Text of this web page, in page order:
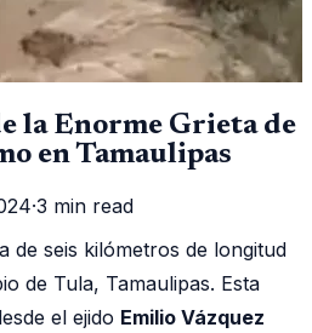
la Enorme Grieta de
en Tamaulipas
·3 min read
de seis kilómetros de longitud
de Tula, Tamaulipas. Esta
el ejido Emilio Vázquez